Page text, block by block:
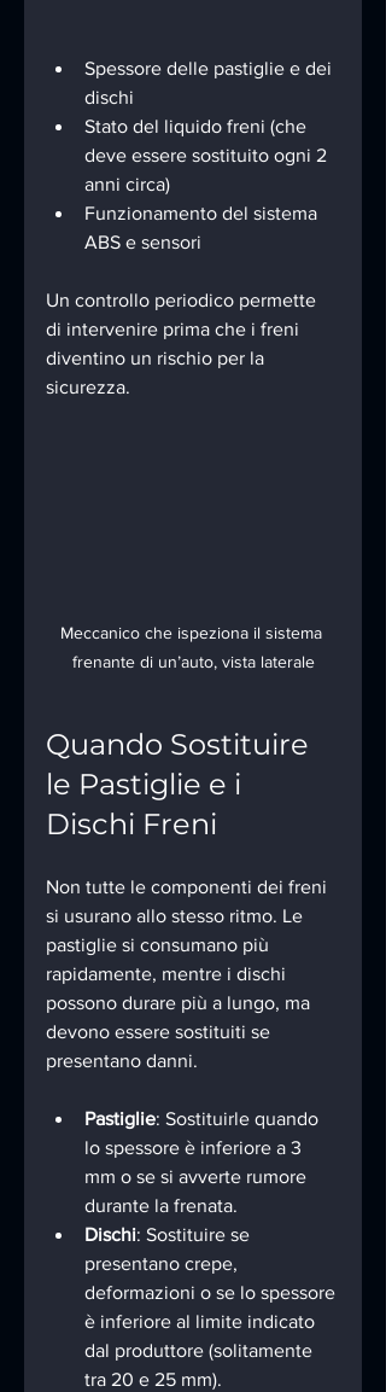
Spessore delle pastiglie e dei
dischi
Stato del liquido freni (che
deve essere sostituito ogni 2
anni circa)
Funzionamento del sistema
ABS e sensori
Un controllo periodico permette
di intervenire prima che i freni
diventino un rischio per la
sicurezza.
Meccanico che ispeziona il sistema
frenante di un’auto, vista laterale
Quando Sostituire
le Pastiglie e i
Dischi Freni
Non tutte le componenti dei freni
si usurano allo stesso ritmo. Le
pastiglie si consumano più
rapidamente, mentre i dischi
possono durare più a lungo, ma
devono essere sostituiti se
presentano danni.
Pastiglie: Sostituirle quando
lo spessore è inferiore a 3
mm o se si avverte rumore
durante la frenata.
Dischi: Sostituire se
presentano crepe,
deformazioni o se lo spessore
è inferiore al limite indicato
dal produttore (solitamente
tra 20 e 25 mm).